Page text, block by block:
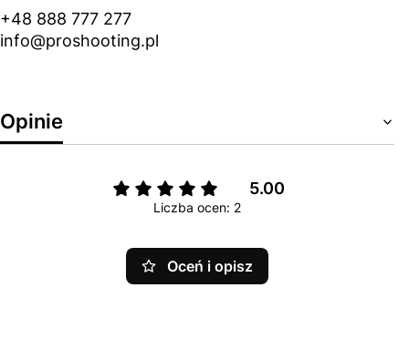
+48 888 777 277
info@proshooting.pl
Opinie
5.00
Liczba ocen: 2
Oceń i opisz